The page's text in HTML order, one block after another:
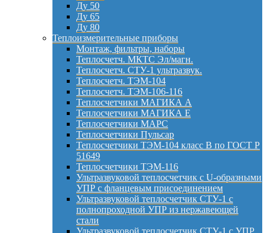
Ду 50
Ду 65
Ду 80
Теплоизмерительные приборы
Монтаж, фильтры, наборы
Теплосчетч. МКТС Эл/магн.
Теплосчетч. СТУ-1 ультразвук.
Теплосчетч. ТЭМ-104
Теплосчетч. ТЭМ-106-116
Теплосчетчики МАГИКА А
Теплосчетчики МАГИКА Е
Теплосчетчики МАРС
Теплосчетчики Пульсар
Теплосчетчики ТЭМ-104 класс B по ГОСТ Р
51649
Теплосчетчики ТЭМ-116
Ультразвуковой теплосчетчик с U-образными
УПР с фланцевым присоединением
Ультразвуковой теплосчетчик СТУ-1 с
полнопроходной УПР из нержавеющей
стали
Ультразвуковой теплосчетчик СТУ-1 с УПР